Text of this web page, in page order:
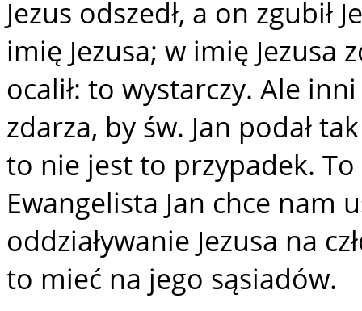
Jezus odszedł, a on zgubił
imię Jezusa; w imię Jezusa
ocalił: to wystarczy. Ale
zdarza, by św. Jan podał
to nie jest to przypadek.
Ewangelista Jan chce nam
oddziaływanie Jezusa na
to mieć na jego sąsiadów.